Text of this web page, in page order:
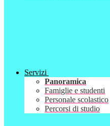
Servizi
Panoramica
Famiglie e studenti
Personale scolastico
Percorsi di studio